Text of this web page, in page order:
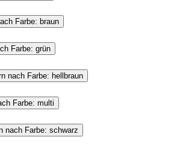
Farbe: braun
Farbe: grün
nach Farbe: hellbraun
Farbe: multi
nach Farbe: schwarz